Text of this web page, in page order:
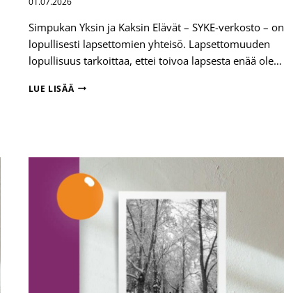
Simpukan Yksin ja Kaksin Elävät – SYKE-verkosto – on
lopullisesti lapsettomien yhteisö. Lapsettomuuden
lopullisuus tarkoittaa, ettei toivoa lapsesta enää ole…
LUE LISÄÄ SIMPUKAN
2026